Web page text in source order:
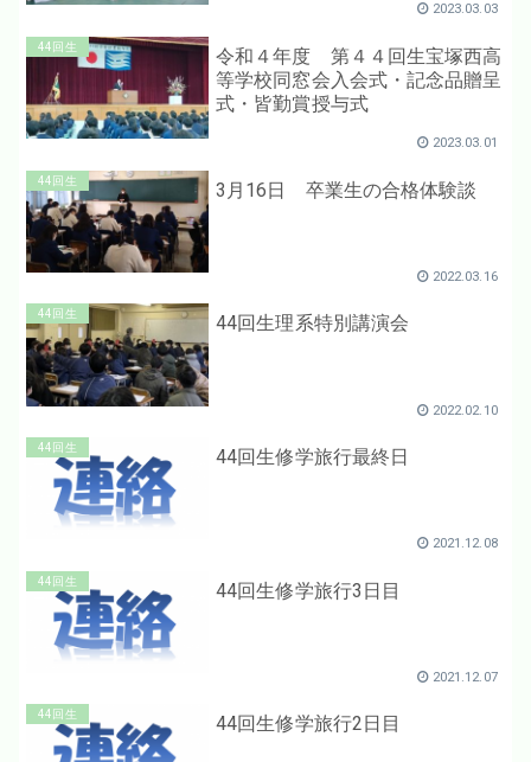
2023.03.03
44回生
令和４年度 第４４回生宝塚西高
等学校同窓会入会式・記念品贈呈
式・皆勤賞授与式
2023.03.01
44回生 3月16日 卒業生の合格体験談
2022.03.16
44回生 44回生理系特別講演会
2022.02.10
44回生 44回生修学旅行最終日
2021.12.08
44回生 44回生修学旅行3日目
2021.12.07
44回生 44回生修学旅行2日目